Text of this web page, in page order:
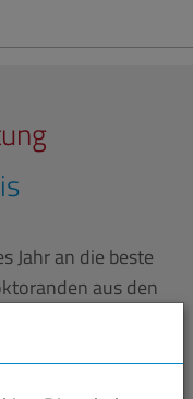
Jahr an die beste
aus den
des Saarlandes
der